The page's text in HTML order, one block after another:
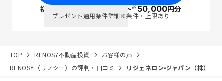
初回面談で ポイント※50,000円分
プレゼント適用条件詳細※条件・上限あり
TOP RENOSY不動産投資
お客様の声
RENOSY（リノシー）の評判・口コミ
リジェネロン•ジャパン（株）